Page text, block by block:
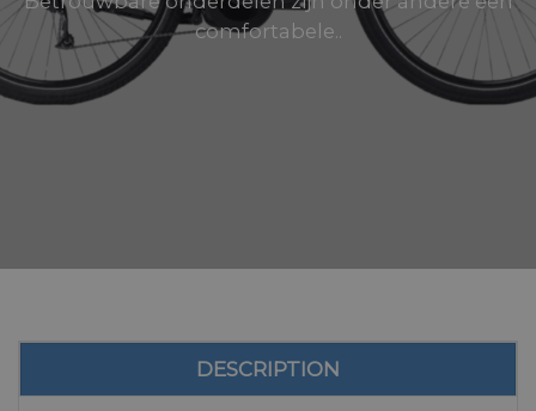
comfortabele..
DESCRIPTION